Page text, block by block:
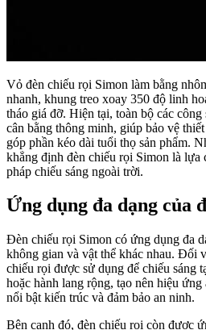
Vỏ đèn chiếu rọi Simon làm bằng
nhanh, khung treo xoay 350 độ linh
tháo giá đỡ. Hiện tại, toàn bộ các
cân bằng thông minh, giúp bảo vệ
góp phần kéo dài tuổi thọ sản phẩm.
khẳng định đèn chiếu rọi Simon là lựa
pháp chiếu sáng ngoài trời.
Ứng dụng đa dạng của
Đèn chiếu rọi Simon có ứng dụng đa
không gian và vật thể khác nhau. Đối
chiếu rọi được sử dụng để chiếu sáng
hoặc hành lang rộng, tạo nên hiệu
nổi bật kiến trúc và đảm bảo an ninh.
Bên cạnh đó, đèn chiếu rọi còn được